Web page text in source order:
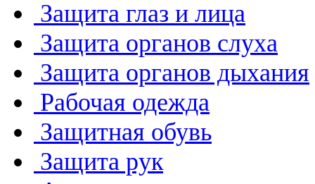
Защита глаз и лица
Защита органов слуха
Защита органов дыхания
Рабочая одежда
Защитная обувь
Защита рук